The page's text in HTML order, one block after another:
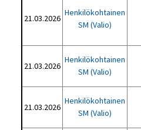
21.03.2026
Henkilökohtainen
SM (Valio)
21.03.2026
Henkilökohtainen
SM (Valio)
21.03.2026
Henkilökohtainen
SM (Valio)